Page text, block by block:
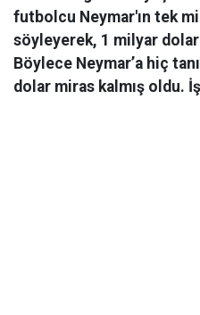
futbolcu Neymar'ın tek
söyleyerek, 1 milyar
Böylece Neymar’a hiç
dolar miras kalmış oldu.